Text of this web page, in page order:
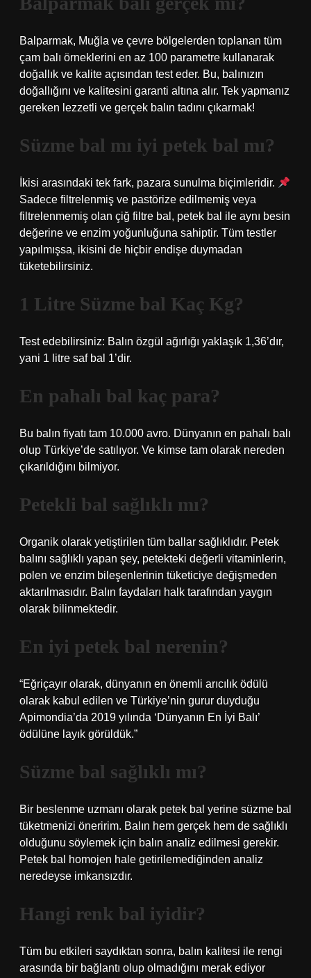
Balparmak, Muğla ve çevre bölgelerden toplanan tüm
çam balı örneklerini en az 100 parametre kullanarak
doğallık ve kalite açısından test eder. Bu, balınızın
doğallığını ve kalitesini garanti altına alır. Tek yapmanız
gereken lezzetli ve gerçek balın tadını çıkarmak!
Süzme bal mı iyi petek bal mı?
İkisi arasındaki tek fark, pazara sunulma biçimleridir.
Sadece filtrelenmiş ve pastörize edilmemiş veya
filtrelenmemiş olan çiğ filtre bal, petek bal ile aynı besin
değerine ve enzim yoğunluğuna sahiptir. Tüm testler
yapılmışsa, ikisini de hiçbir endişe duymadan
tüketebilirsiniz.
1 Litre Süzme bal Kaç Kg?
Test edebilirsiniz: Balın özgül ağırlığı yaklaşık 1,36’dır,
yani 1 litre saf bal 1’dir.
En pahalı bal kaç para?
Bu balın fiyatı tam 10.000 avro. Dünyanın en pahalı balı
olup Türkiye’de satılıyor. Ve kimse tam olarak nereden
çıkarıldığını bilmiyor.
Petekli bal sağlıklı mı?
Organik olarak yetiştirilen tüm ballar sağlıklıdır. Petek
balını sağlıklı yapan şey, petekteki değerli vitaminlerin,
polen ve enzim bileşenlerinin tüketiciye değişmeden
aktarılmasıdır. Balın faydaları halk tarafından yaygın
olarak bilinmektedir.
En iyi petek bal nerenin?
“Eğriçayır olarak, dünyanın en önemli arıcılık ödülü
olarak kabul edilen ve Türkiye’nin gurur duyduğu
Apimondia’da 2019 yılında ‘Dünyanın En İyi Balı’
ödülüne layık görüldük.”
Süzme bal sağlıklı mı?
Bir beslenme uzmanı olarak petek bal yerine süzme bal
tüketmenizi öneririm. Balın hem gerçek hem de sağlıklı
olduğunu söylemek için balın analiz edilmesi gerekir.
Petek bal homojen hale getirilemediğinden analiz
neredeyse imkansızdır.
Hangi renk bal iyidir?
Tüm bu etkileri saydıktan sonra, balın kalitesi ile rengi
arasında bir bağlantı olup olmadığını merak ediyor